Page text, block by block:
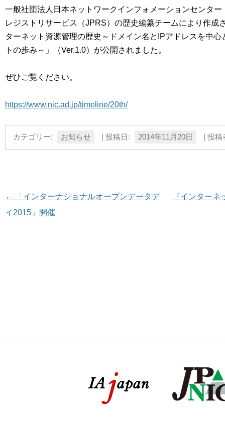
一般社団法人日本ネットワークインフォメーションセンタ
レジストリサービス（JPRS）の歴史編纂チームにより作成
ターネット資源管理の歴史～ドメイン名とIPアドレスを中
トの歩み～」（Ver.1.0）が公開されました。
ぜひご覧ください。
https://www.nic.ad.jp/timeline/20th/
カテゴリー: お知らせ | 投稿日: 2014年11月20日 投稿
投稿ナビゲーション
←
「インターナショナルオープンデータデ
イ2015」開催
『インター